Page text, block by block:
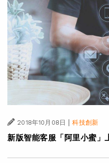
2018年10月08日 | 科技創新
新版智能客服「阿里小蜜」